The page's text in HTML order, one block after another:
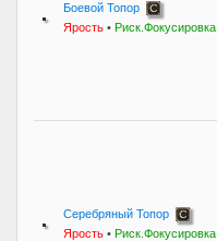
Боевой Топор
Ярость • Риск.Фокусировка
Серебряный Топор
Ярость • Риск.Фокусировка